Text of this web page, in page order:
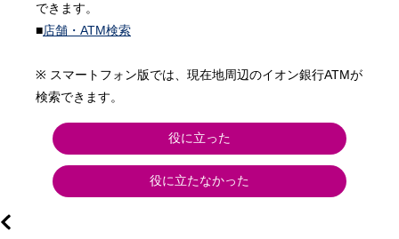
できます。
■店舗・ATM検索
※ スマートフォン版では、現在地周辺のイオン銀行ATMが
検索できます。
役に立った
役に立たなかった